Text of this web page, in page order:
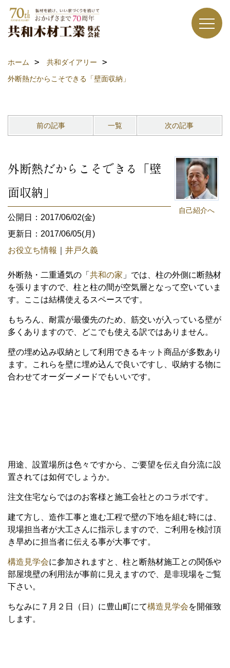
ホーム
共和ダイアリー
外断熱だからこそできる「壁面収納」
前の記事 一覧 次の記事
自己紹介へ
外断熱だからこそできる「壁
面収納」
公開日：2017/06/02(金)
更新日：2017/06/05(月)
お役立ち情報
井戸久義
外断熱・二重通気の「 共和の家 」では、柱の外側に断熱材
を張りますので、柱と柱の間が空気層となって空いていま
す。ここは結構使えるスペースです。
もちろん、耐震が最優先のため、筋交いが入っている壁が
多くありますので、どこでも使える訳ではありません。
壁の埋め込み収納として利用できるキット商品が多数あり
ます。これらを壁に埋め込んで良いですし、収納する物に
合わせてオーダーメードでもいいです。
用途、設置場所は色々ですから、ご要望を伝え自分流に設
置されては如何でしょうか。
注文住宅ならではのお客様と施工会社とのコラボです。
建て方し、造作工事と進む工程で壁の下地を組む時には、
現場担当者が大工さんに指示しますので、ご利用を検討頂
き早めに担当者に伝える事が大事です。
構造見学会に参加されますと、柱と断熱材施工との関係や
部屋境壁の利用法が事前に見えますので、是非現場をご覧
下さい。
ちなみに７月２日（日）に豊山町にて構造見学会を開催致
します。